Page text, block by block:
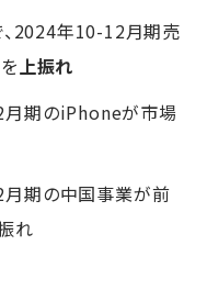
2024年10-12月期売
上振れ
月期のiPhoneが市場
期の中国事業が前
れ